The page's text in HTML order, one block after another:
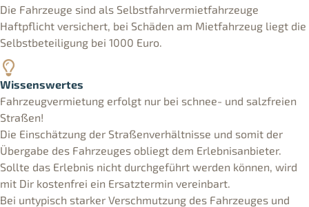
Die Fahrzeuge sind als Selbstfahrvermietfahrzeuge
Haftpflicht versichert, bei Schäden am Mietfahrzeug liegt die
Selbstbeteiligung bei 1000 Euro.
Wissenswertes
Fahrzeugvermietung erfolgt nur bei schnee- und salzfreien
Straßen!
Die Einschätzung der Straßenverhältnisse und somit der
Übergabe des Fahrzeuges obliegt dem Erlebnisanbieter.
Sollte das Erlebnis nicht durchgeführt werden können, wird
mit Dir kostenfrei ein Ersatztermin vereinbart.
Bei untypisch starker Verschmutzung des Fahrzeuges und